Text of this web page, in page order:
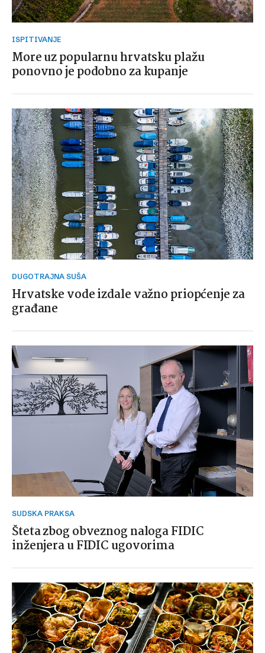
ISPITIVANJE
More uz popularnu hrvatsku plažu
ponovno je podobno za kupanje
DUGOTRAJNA SUŠA
Hrvatske vode izdale važno priopćenje za
građane
SUDSKA PRAKSA
Šteta zbog obveznog naloga FIDIC
inženjera u FIDIC ugovorima